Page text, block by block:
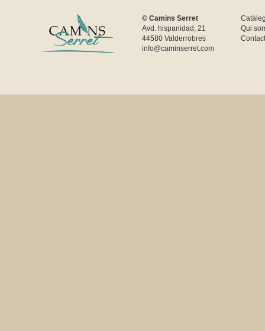
© Camins Serret
Avd. hispanidad, 21
44580 Valderrobres
info@caminserret.com
Qui